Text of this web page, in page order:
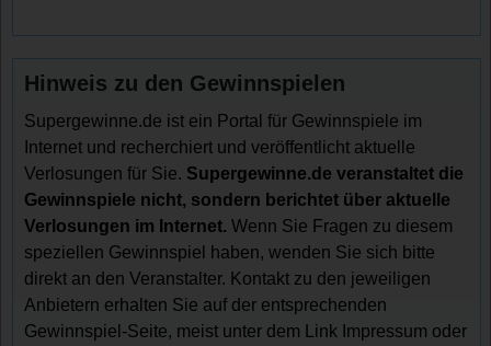
Hinweis zu den Gewinnspielen
Supergewinne.de ist ein Portal für Gewinnspiele im
Internet und recherchiert und veröffentlicht aktuelle
Verlosungen für Sie. Supergewinne.de veranstaltet die
Gewinnspiele nicht, sondern berichtet über aktuelle
Verlosungen im Internet. Wenn Sie Fragen zu diesem
speziellen Gewinnspiel haben, wenden Sie sich bitte
direkt an den Veranstalter. Kontakt zu den jeweiligen
Anbietern erhalten Sie auf der entsprechenden
Gewinnspiel-Seite, meist unter dem Link Impressum oder